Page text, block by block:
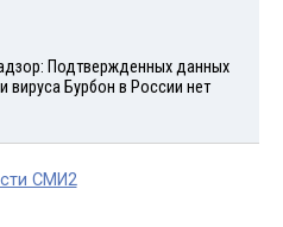
Подтвержденных данных
вируса Бурбон в России нет
СМИ2